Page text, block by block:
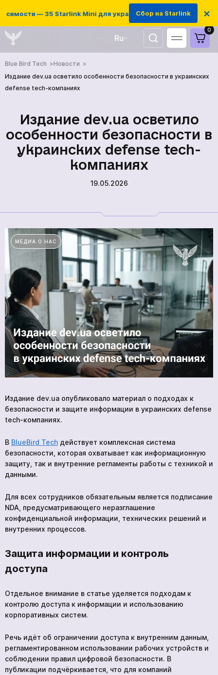
— 35 Starlink Mini для украинских защитников
Сбор на Starlink ×
Ru
UA
0
ПРОДУКЦИЯ
УСЛУГИ
НОВОСТИ
КОМПАНИИ
ВАКАНСИИ
МЕРЧ
КОМПАНИИ
О НАС
КОНТАКТЫ
Blue Bird Tech
Новости
Издание dev.ua осветило особенности безопасности в украинских
defense tech-компаниях
Издание dev.ua осветило
особенности безопасности в
украинских defense tech-
компаниях
19.05.2026
МЕДИА О НАС
Издание dev.ua опубликовало материал о подходах к
безопасности и защите информации в украинских defense
tech-компаниях.
В BlueBird Tech действует комплексная система
безопасности, которая охватывает как информационную
защиту, так и внутренние регламенты работы с техникой и
данными.
Для всех сотрудников обязательным является подписание
NDA, предусматривающего неразглашение
конфиденциальной информации, технических решений и
внутренних процессов.
Защита информации и контроль
доступа
Отдельное внимание в статье уделяется подходам к
контролю доступа к информации и использованию
корпоративных систем.
Речь идёт об ограничении доступа к внутренним данным,
регламентированном использовании рабочих устройств и
соблюдении правил цифровой безопасности. В
публикации подчёркивается, что для компаний